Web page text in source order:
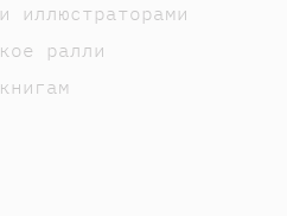
иллюстраторами
ралли